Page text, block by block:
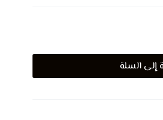
إلى السلة